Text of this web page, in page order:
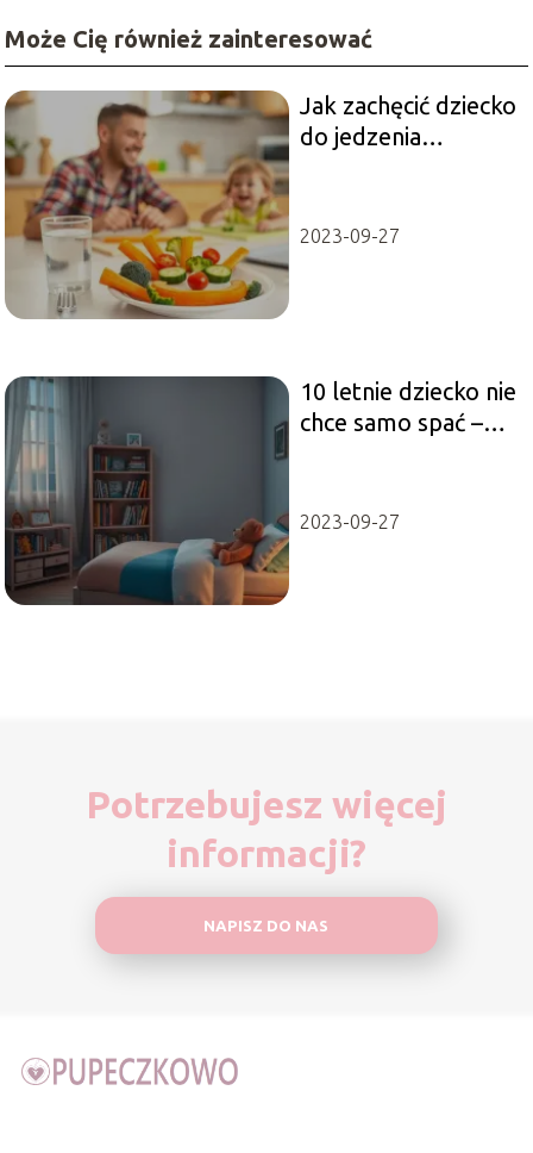
Może Cię również zainteresować
Jak zachęcić dziecko
do jedzenia
2023-09-27
10 letnie dziecko nie
chce samo spać –
2023-09-27
Potrzebujesz więcej
informacji?
NAPISZ DO NAS